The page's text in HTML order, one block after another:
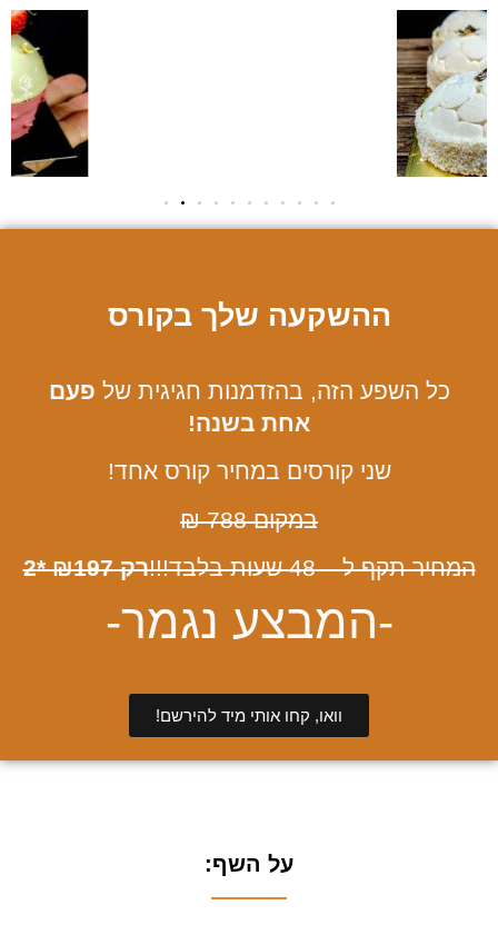
ההשקעה שלך בקורס
כל השפע הזה, בהזדמנות חגיגית של פעם
אחת בשנה!
שני קורסים במחיר קורס אחד!
במקום 788 ₪
המחיר תקף ל – 48 שעות בלבד!!!
רק ₪197 *2
-המבצע נגמר-
וואו, קחו אותי מיד להירשם!
על השף: